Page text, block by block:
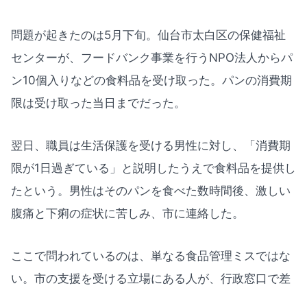
問題が起きたのは5月下旬。仙台市太白区の保健福祉
センターが、フードバンク事業を行うNPO法人からパ
ン10個入りなどの食料品を受け取った。パンの消費期
限は受け取った当日までだった。
翌日、職員は生活保護を受ける男性に対し、「消費期
限が1日過ぎている」と説明したうえで食料品を提供し
たという。男性はそのパンを食べた数時間後、激しい
腹痛と下痢の症状に苦しみ、市に連絡した。
ここで問われているのは、単なる食品管理ミスではな
い。市の支援を受ける立場にある人が、行政窓口で差